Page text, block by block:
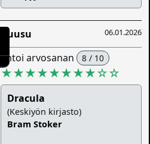
06.01.2026
Ruusu
antoi arvosanan 8 / 10
★★★★★★★★☆☆
Dracula
(Keskiyön kirjasto)
Bram Stoker